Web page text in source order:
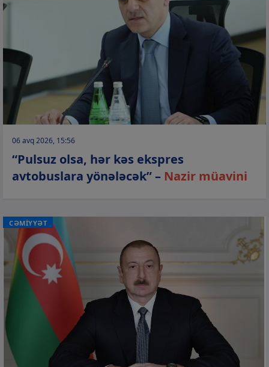
06 avq 2026, 15:56
“Pulsuz olsa, hər kəs ekspres
avtobuslara yönələcək” – Nazir müavini
CƏMİYYƏT